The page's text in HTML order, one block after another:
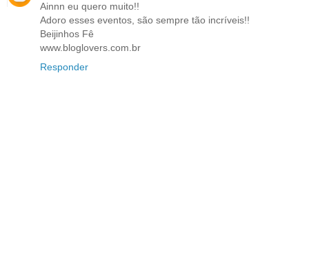
Ainnn eu quero muito!!
Adoro esses eventos, são sempre tão incríveis!!
Beijinhos Fê
www.bloglovers.com.br
Responder